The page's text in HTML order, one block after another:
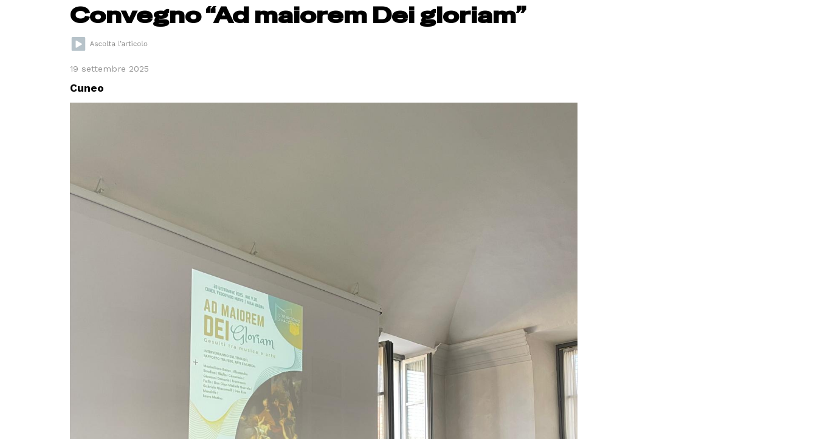
Convegno “Ad maiorem Dei gloriam”
19 settembre 2025
Cuneo